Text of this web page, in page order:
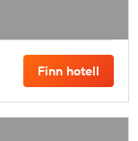
Finn hotell